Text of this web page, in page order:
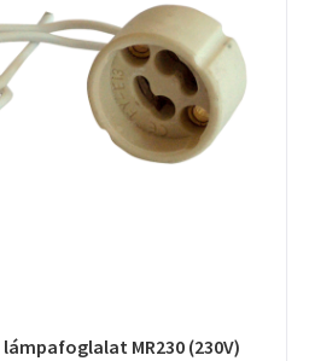
lámpafoglalat MR230 (230V)